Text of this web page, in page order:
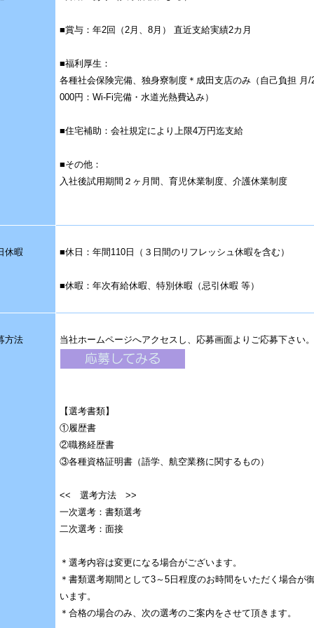
■賞与：年2回（2月、8月） 直近支給実績2カ月
■福利厚生：
各種社会保険完備、独身寮制度＊成田支店のみ（自己負担 月/
000円：Wi-Fi完備・水道光熱費込み）
■住宅補助：会社規定により上限4万円迄支給
■その他：
入社後試用期間２ヶ月間、育児休業制度、介護休業制度
休暇 ■休日：年間110日（３日間のリフレッシュ休暇を含む）
■休暇：年次有給休暇、特別休暇（忌引休暇 等）
方法 当社ホームページへアクセスし、応募画面よりご応募下さい。
【選考書類】
①履歴書
②職務経歴書
③各種資格証明書（語学、航空業務に関するもの）
<< 選考方法 >>
一次選考：書類選考
二次選考：面接
＊選考内容は変更になる場合がございます。
＊書類選考期間として3～5日程度のお時間をいただく場合が
います。
＊合格の場合のみ、次の選考のご案内をさせて頂きます。